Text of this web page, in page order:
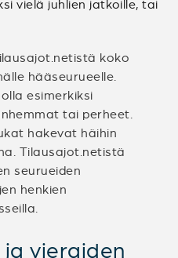
vielä juhlien jatkoille, tai
koko
hääseurueelle.
esimerkiksi
tai perheet.
hakevat häihin
Tilausajot.netistä
seurueiden
henkien
vieraiden